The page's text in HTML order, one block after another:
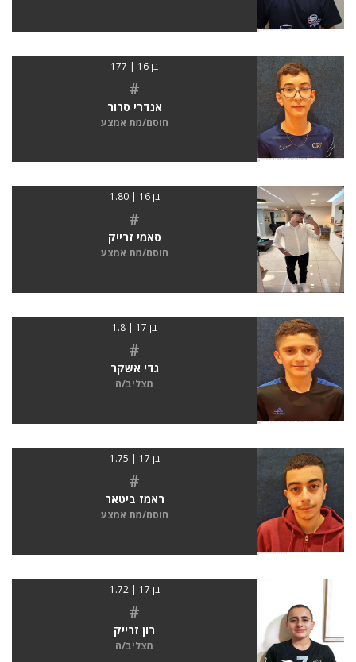
בן 16 | 177
#
אנדרי סרור
חוסם/מת אמצע
בן 16 | 1.80
#
סאמי זרייק
חוסם/מת אמצע
בן 17 | 1.8
#
גדי אשקר
מצליב/ה
בן 17 | 1.75
#
ראמז ביטאר
חוסם/מת אמצע
בן 17 | 1.72
#
רון זרייק
מצליב/ה